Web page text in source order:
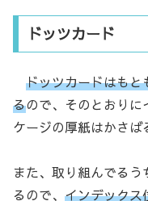
ドッツカード
ドッツカードはもと
るので、そのとおり
ケージの厚紙はかさば
また、取り組んでる
るので、 インデックス